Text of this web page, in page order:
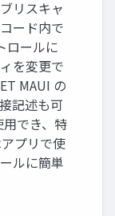
リスキャ
ード内で
ロールに
を変更で
MAUI の
記述も可
でき、特
プリで使
ルに簡単